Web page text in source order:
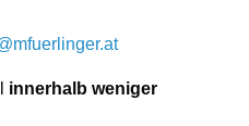
innerhalb weniger